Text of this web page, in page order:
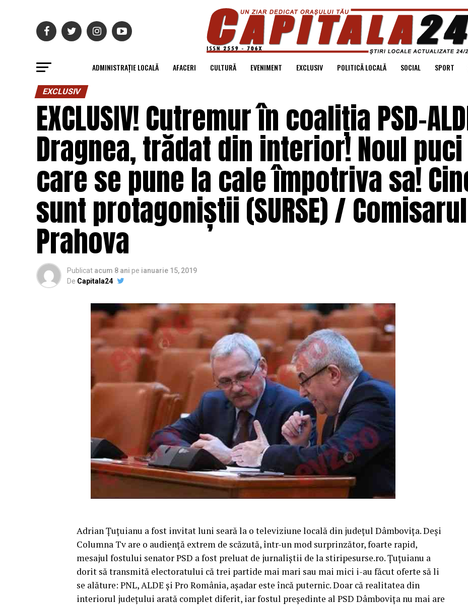
ADMINISTRAȚIE LOCALĂ AFACERI CULTURĂ EVENIMENT EXCLUSIV POLITICĂ LOCALĂ SOCIAL SPORT
EXCLUSIV
EXCLUSIV! Cutremur în coaliția PSD-
Dragnea, trădat din interior! Noul puci
care se pune la cale împotriva sa!
sunt protagoniștii (SURSE) /
Prahova
Publicat acum 8 ani pe ianuarie 15, 2019
De Capitala24
Adrian Țuţuianu a fost invitat luni seară la o televiziune locală din judeţul Dâmboviţa. Deşi
Columna Tv are o audienţă extrem de scăzută, într-un mod surprinzător, foarte rapid,
mesajul fostului senator PSD a fost preluat de jurnaliştii de la stiripesurse.ro. Țuţuianu a
dorit să transmită electoratului că trei partide mai mari sau mai mici i-au făcut oferte să li
se alăture: PNL, ALDE şi Pro România, aşadar este încă puternic.Doar că realitatea din
interiorul judeţului arată complet diferit, iar fostul preşedinte al PSD Dâmboviţa nu mai are